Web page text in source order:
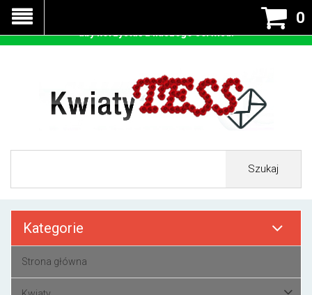
0
Szukaj
Kategorie
Strona główna
Nasza strona korzysta z cookies - czyli tzw ciastek w celu
prawidłowego działania. Zaakceptuj przyjmowanie cookies
aby korzystać z naszego serwisu.